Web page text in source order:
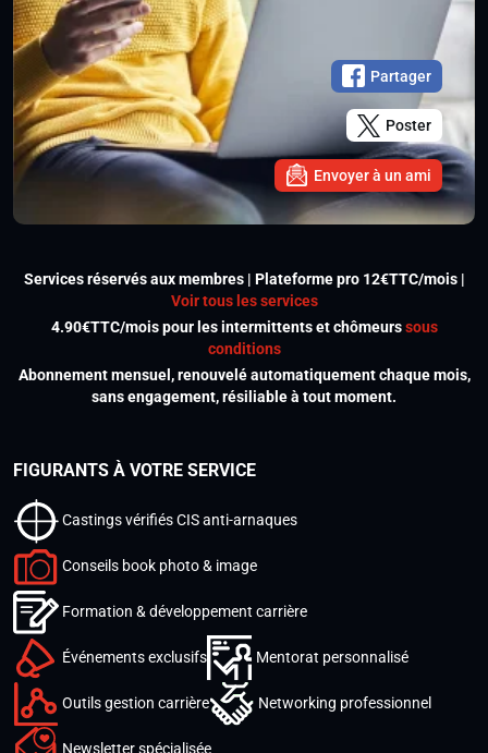
Partager
Poster
Envoyer à un ami
Services réservés aux membres | Plateforme pro 12€TTC/mois |
Voir tous les services
4.90€TTC/mois pour les intermittents et chômeurssous
conditions
Abonnement mensuel, renouvelé automatiquement chaque mois,
sans engagement, résiliable à tout moment.
FIGURANTS À VOTRE SERVICE
Castings vérifiés CIS anti-arnaques
Conseils book photo & image
Formation & développement carrière
Événements exclusifs Mentorat personnalisé
Outils gestion carrière Networking professionnel
Newsletter spécialisée